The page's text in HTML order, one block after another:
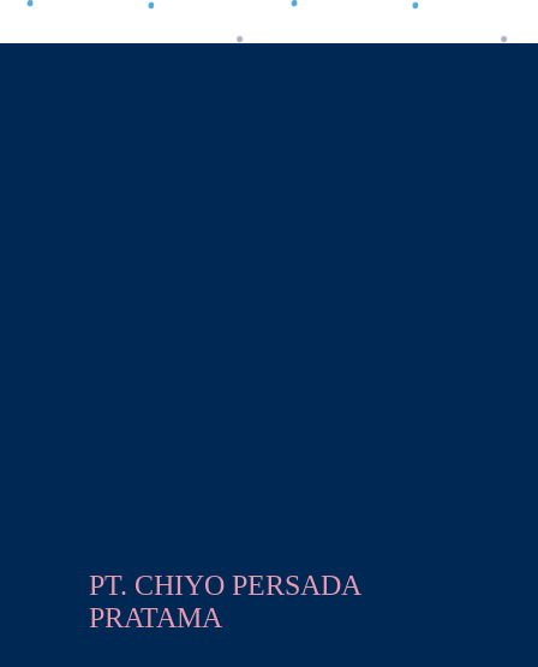
PT. CHIYO PERSADA
PRATAMA